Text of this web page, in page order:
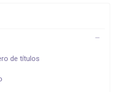
de títulos